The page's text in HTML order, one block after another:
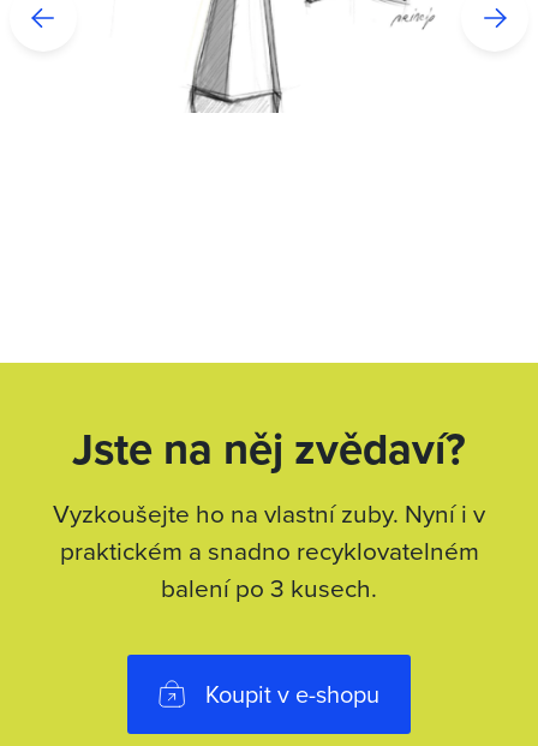
Jste na něj zvědaví?
Vyzkoušejte ho na vlastní zuby. Nyní i v
praktickém a snadno recyklovatelném
balení po 3 kusech.
Koupit v e-shopu